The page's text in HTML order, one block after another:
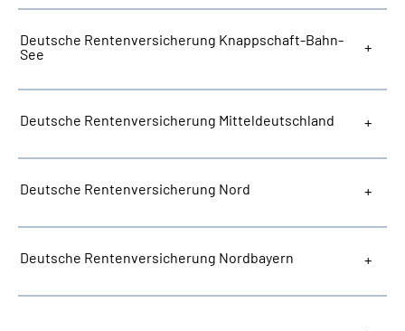
Deutsche Rentenversicherung Knappschaft-Bahn-
See
Deutsche Rentenversicherung Mitteldeutschland
Deutsche Rentenversicherung Nord
Deutsche Rentenversicherung Nordbayern